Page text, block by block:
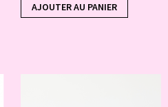
AJOUTER AU PANIER